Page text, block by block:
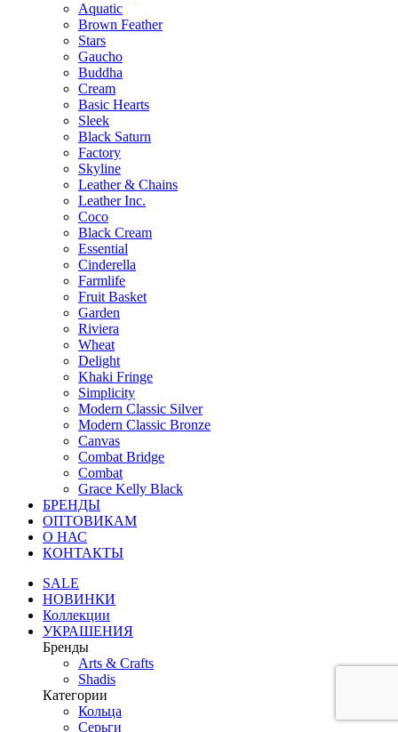
Aquatic
Brown Feather
Stars
Gaucho
Buddha
Cream
Basic Hearts
Sleek
Black Saturn
Factory
Skyline
Leather & Chains
Leather Inc.
Coco
Black Cream
Essential
Cinderella
Farmlife
Fruit Basket
Garden
Riviera
Wheat
Delight
Khaki Fringe
Simplicity
Modern Classic Silver
Modern Classic Bronze
Canvas
Combat Bridge
Combat
Grace Kelly Black
БРЕНДЫ
ОПТОВИКАМ
О НАС
КОНТАКТЫ
SALE
НОВИНКИ
Коллекции
УКРАШЕНИЯ
Бренды
Аrts & Сrafts
Shadis
Категории
Кольца
Серьги